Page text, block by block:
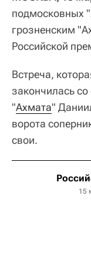
подмосковных
грозненским
Российской
Встреча,
закончилась
"Ахмата"
ворота
свои.
15